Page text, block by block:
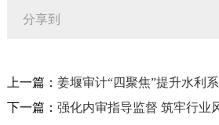
分享到
上一篇： 姜堰审计“四聚焦”提升水利
下一篇： 强化内审指导监督 筑牢行业